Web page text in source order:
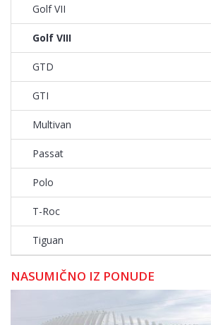
Golf VII
Golf VIII
GTD
GTI
Multivan
Passat
Polo
T-Roc
Tiguan
NASUMIČNO IZ PONUDE